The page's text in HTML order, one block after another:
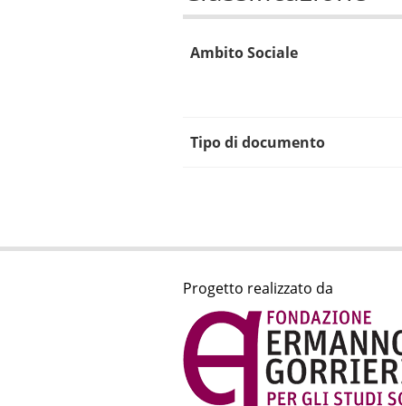
Ambito Sociale
Tipo di documento
Progetto realizzato da